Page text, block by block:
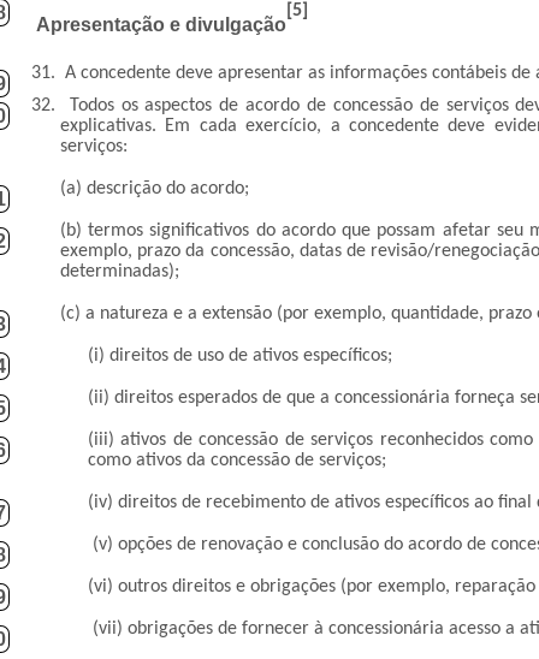
Apresentação e divulgação
[5]
31. A concedente deve apresentar as informações contábeis de
32.
Todos os aspectos de acordo de concessão de serviços
explicativas. Em cada exercício, a concedente deve
serviços:
(a) descrição do acordo;
(b) termos significativos do acordo que possam afetar seu
exemplo, prazo da concessão, datas de revisão/
determinadas);
(c) a natureza e a extensão (por exemplo, quantidade,
(i) direitos de uso de ativos específicos;
(ii) direitos esperados de que a concessionária forneça
(iii) ativos de concessão de serviços reconhecidos
como ativos da concessão de serviços;
(iv) direitos de recebimento de ativos específicos ao final
(v) opções de renovação e conclusão do acordo de
(vi) outros direitos e obrigações (por exemplo,
(vii) obrigações de fornecer à concessionária acesso a